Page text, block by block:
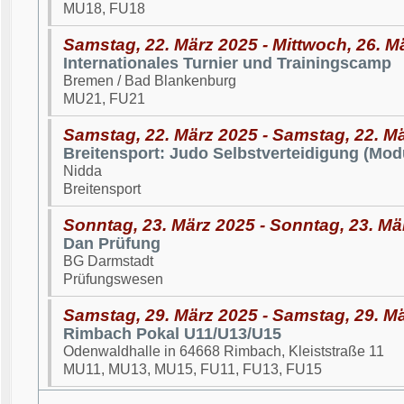
MU18, FU18
Samstag, 22. März 2025 - Mittwoch, 26.
Internationales Turnier und Trainingscamp
Bremen / Bad Blankenburg
MU21, FU21
Samstag, 22. März 2025 - Samstag, 22.
Breitensport: Judo Selbstverteidigung
Nidda
Breitensport
Sonntag, 23. März 2025 - Sonntag, 23.
Dan Prüfung
BG Darmstadt
Prüfungswesen
Samstag, 29. März 2025 - Samstag, 29.
Rimbach Pokal U11/U13/U15
Odenwaldhalle in 64668 Rimbach, Kleiststraße 11
MU11, MU13, MU15, FU11, FU13, FU15